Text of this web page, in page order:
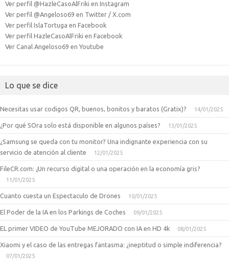
Ver perfil @HazleCasoAlFriki en Instagram
Ver perfil @Angeloso69 en Twitter / X.com
Ver perfil IslaTortuga en Facebook
Ver perfil HazleCasoAlFriki en Facebook
Ver Canal Angeloso69 en Youtube
Lo que se dice
Necesitas usar codigos QR, buenos, bonitos y baratos (Gratix)? 14/01/2025
¿Por qué SOra solo está disponible en algunos países? 13/01/2025
¿Samsung se queda con tu monitor? Una indignante experiencia con su
servicio de atención al cliente
12/01/2025
FileCR.com: ¿Un recurso digital o una operación en la economía gris?
11/01/2025
Cuanto cuesta un Espectaculo de Drones 10/01/2025
El Poder de la IA en los Parkings de Coches 09/01/2025
EL primer VIDEO de YouTube MEJORADO con IA en HD 4k 08/01/2025
Xiaomi y el caso de las entregas fantasma: ¿ineptitud o simple indiferencia?
07/01/2025